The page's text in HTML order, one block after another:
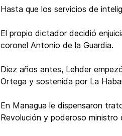
Hasta que los servicios de
El propio dictador decidió
coronel Antonio de la Guardia.
Diez años antes, Lehder
Ortega y sostenida por La
En Managua le dispensaron
Revolución y poderoso ministro